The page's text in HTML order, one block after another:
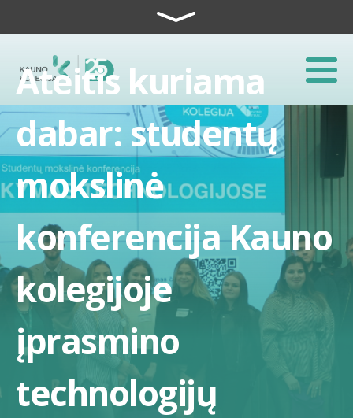
Ateitis kuriama
dabar: studentų
mokslinė
konferencija Kauno
kolegijoje
įprasmino
technologijų